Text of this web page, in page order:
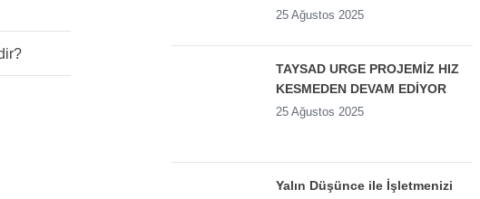
25 Ağustos 2025
TAYSAD URGE PROJEMİZ HIZ
KESMEDEN DEVAM EDİYOR
25 Ağustos 2025
Yalın Düşünce ile İşletmenizi